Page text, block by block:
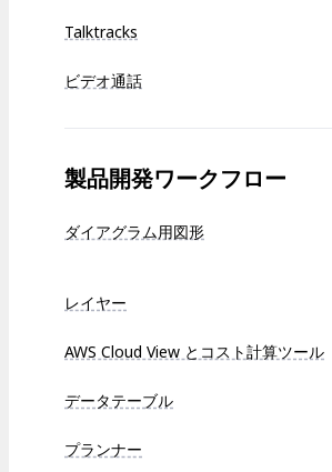
Talktracks
ビデオ通話
製品開発ワークフロー
ダイアグラム用図形
レイヤー
AWS Cloud View とコスト計算ツール
データテーブル
プランナー